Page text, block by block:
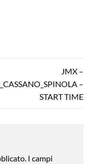
JMX –
–
START TIME
I campi